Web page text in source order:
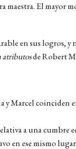
El mayor
en sus logros,
atributosde Robert
y Marcel
a una cumbre
en ese mismo